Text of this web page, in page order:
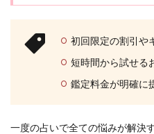
初回限定の割引や
短時間から試せる
鑑定料金が明確に
一度の占いで全ての悩みが解決